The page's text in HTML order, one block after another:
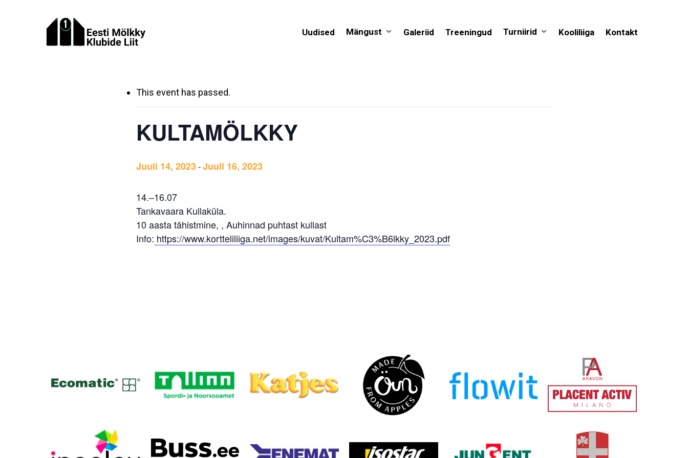
Uudised Mängust Galeriid Treeningud Turniirid Kooliliiga Kontakt
This event has passed.
KULTAMÖLKKY
Juuli 14, 2023-Juuli 16, 2023
14.–16.07
Tankavaara Kullaküla.
10 aasta tähistmine, , Auhinnad puhtast kullast
Info: https://www.kortteliliiga.net/images/kuvat/Kultam%C3%B6lkky_2023.pdf